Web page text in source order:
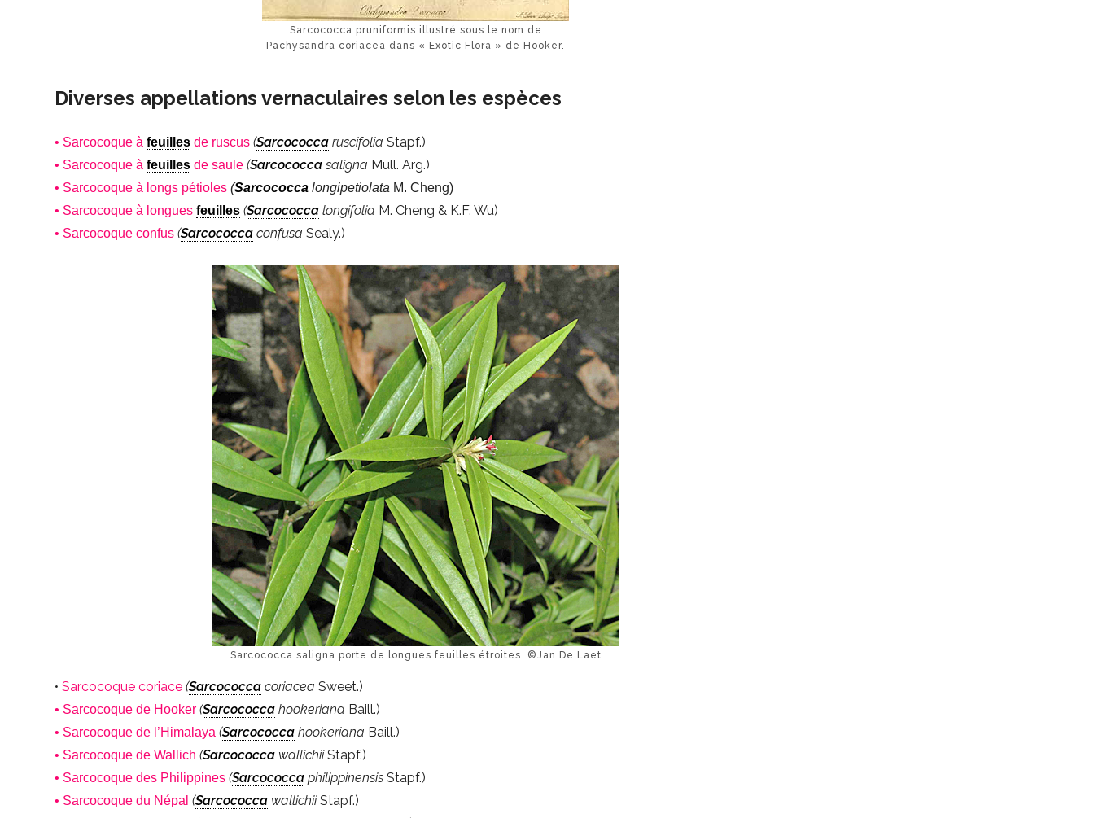
Sarcococca pruniformis illustré sous le nom de
Pachysandra coriacea dans « Exotic Flora » de Hooker.
Diverses appellations vernaculaires selon les espèces
• Sarcocoque àfeuilles de ruscus (Sarcococca ruscifolia Stapf.)
• Sarcocoque àfeuilles de saule (Sarcococcasaligna Müll. Arg.)
• Sarcocoque à longs pétioles (Sarcococca longipetiolata M. Cheng)
• Sarcocoque à longuesfeuilles (Sarcococca longifolia M. Cheng & K.F. Wu)
• Sarcocoque confus (Sarcococca confusa Sealy.)
Sarcococca saligna porte de longues feuilles étroites. ©Jan De Laet
•Sarcocoque coriace (Sarcococca coriacea Sweet.)
• Sarcocoque de Hooker (Sarcococca hookeriana Baill.)
• Sarcocoque de l’Himalaya (Sarcococca hookeriana Baill.)
• Sarcocoque de Wallich (Sarcococca wallichiiStapf.)
• Sarcocoque des Philippines (Sarcococca philippinensis Stapf.)
• Sarcocoque du Népal (Sarcococca wallichiiStapf.)